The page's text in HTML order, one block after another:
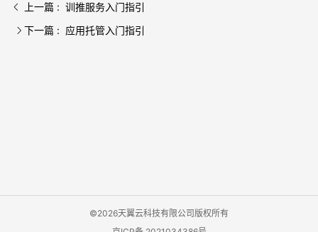
上一篇 : 训推服务入门指引
下一篇 : 应用托管入门指引
©2026天翼云科技有限公司版权所有